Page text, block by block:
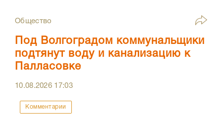
Общество
Под Волгоградом коммунальщики
подтянут воду и канализацию к
Палласовке
10.08.2026 17:03
Комментарии